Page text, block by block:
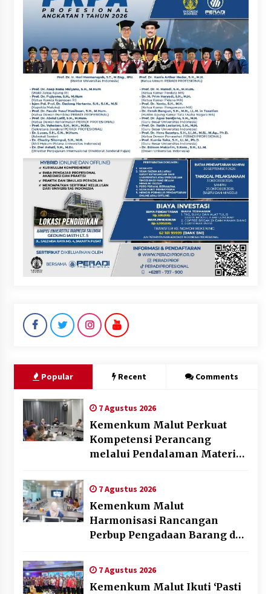
Popular Recent Comments
7 Agustus 2026
Kemenkum Malut Perkuat
Kompetensi Perancang
melalui Pendalaman Materi
Daerah
7 Agustus 2026
Kemenkum Malut
Harmonisasi Rancangan
Perbup Pengadaan Barang dan
7 Agustus 2026
Kemenkum Malut Ikuti ‘Pasti